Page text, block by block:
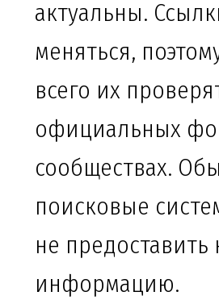
актуальны.
меняться,
всего их
официальных
сообществах.
поисковые
не
информацию.